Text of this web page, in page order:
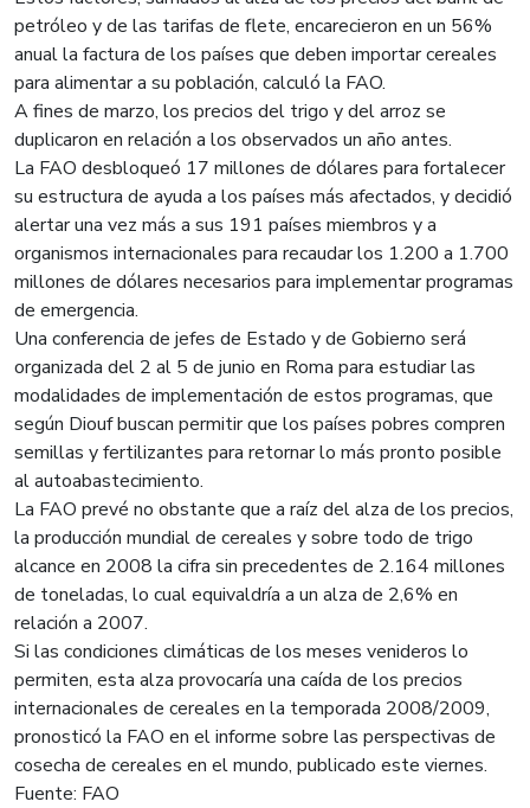
petróleo y de las tarifas de flete, encarecieron en un 56%
anual la factura de los países que deben importar cereales
para alimentar a su población, calculó la FAO.
A fines de marzo, los precios del trigo y del arroz se
duplicaron en relación a los observados un año antes.
La FAO desbloqueó 17 millones de dólares para fortalecer
su estructura de ayuda a los países más afectados, y decidió
alertar una vez más a sus 191 países miembros y a
organismos internacionales para recaudar los 1.200 a 1.700
millones de dólares necesarios para implementar programas
de emergencia.
Una conferencia de jefes de Estado y de Gobierno será
organizada del 2 al 5 de junio en Roma para estudiar las
modalidades de implementación de estos programas, que
según Diouf buscan permitir que los países pobres compren
semillas y fertilizantes para retornar lo más pronto posible
al autoabastecimiento.
La FAO prevé no obstante que a raíz del alza de los precios,
la producción mundial de cereales y sobre todo de trigo
alcance en 2008 la cifra sin precedentes de 2.164 millones
de toneladas, lo cual equivaldría a un alza de 2,6% en
relación a 2007.
Si las condiciones climáticas de los meses venideros lo
permiten, esta alza provocaría una caída de los precios
internacionales de cereales en la temporada 2008/2009,
pronosticó la FAO en el informe sobre las perspectivas de
cosecha de cereales en el mundo, publicado este viernes.
Fuente: FAO